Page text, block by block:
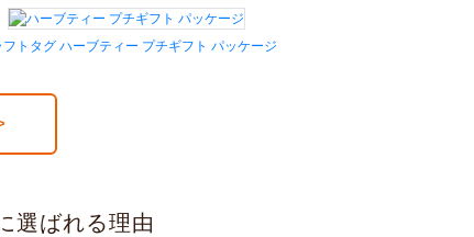
フトタグ ハーブティー プチギフト パッケージ
選ばれる理由